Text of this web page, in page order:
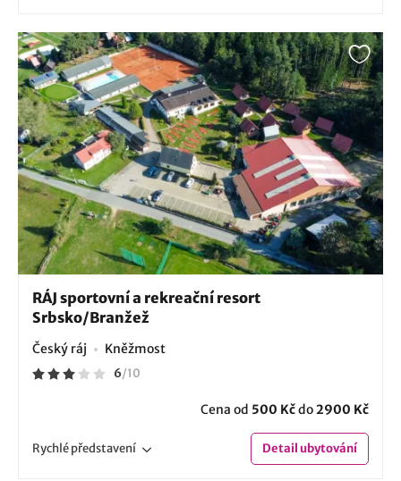
RÁJ sportovní a rekreační resort
Srbsko/Branžež
Český ráj Kněžmost
6/10
Cena od 500 Kčdo2900 Kč
Rychlépředstavení Detailubytování